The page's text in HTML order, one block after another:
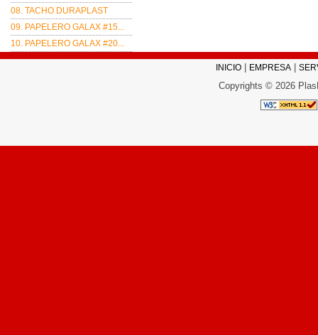
08. TACHO DURAPLAST
09. PAPELERO GALAX #15...
10. PAPELERO GALAX #20...
INICIO| EMPRESA|
Copyrights © 2026